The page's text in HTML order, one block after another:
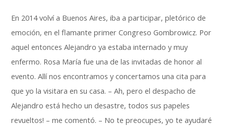
En 2014 volví a Buenos Aires, iba a participar, pletórico de
emoción, en el flamante primer Congreso Gombrowicz. Por
aquel entonces Alejandro ya estaba internado y muy
enfermo. Rosa María fue una de las invitadas de honor al
evento. Allí nos encontramos y concertamos una cita para
que yo la visitara en su casa. – Ah, pero el despacho de
Alejandro está hecho un desastre, todos sus papeles
revueltos! – me comentó. – No te preocupes, yo te ayudaré